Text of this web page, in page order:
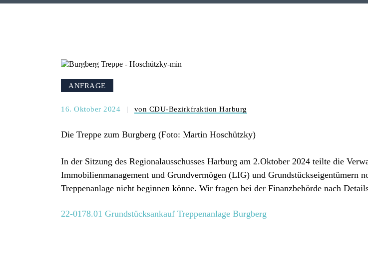
ANFRAGE
16. Oktober 2024 von CDU-Bezirkfraktion Harburg
Die Treppe zum Burgberg (Foto: Martin Hoschützky)
In der Sitzung des Regionalausschusses Harburg am 2.Oktober 2024 teilte die
Immobilienmanagement und Grundvermögen (LIG) und Grundstückseigentümern
Treppenanlage nicht beginnen könne. Wir fragen bei der Finanzbehörde nach
22-0178.01 Grundstücksankauf Treppenanlage Burgberg